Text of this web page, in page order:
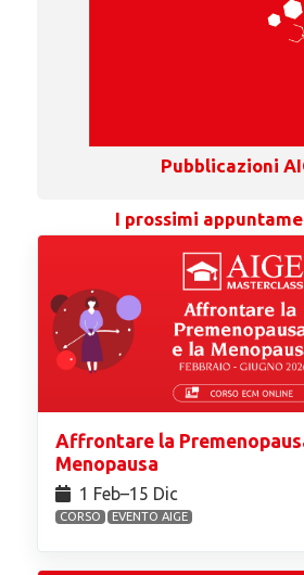
Pubblicazioni
I prossimi
Affrontare la
Menopausa
1 Feb⁠–15 Dic
CORSO EVENTO AIGE